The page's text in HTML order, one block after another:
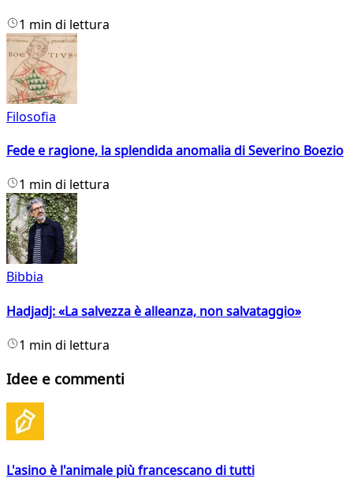
1 min di lettura
Filosofia
Fede e ragione, la splendida anomalia di Severino Boezio
1 min di lettura
Bibbia
Hadjadj: «La salvezza è alleanza, non salvataggio»
1 min di lettura
Idee e commenti
L'asino è l'animale più francescano di tutti